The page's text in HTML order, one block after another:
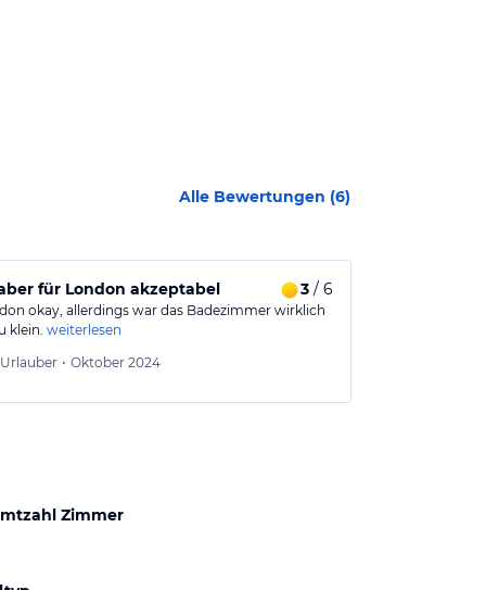
Alle Bewertungen (6)
WM.
für London akzeptabel 3/ 6
okay, allerdings war das Badezimmer wirklich
klein. weiterlesen
Urlauber • Oktober 2024
Zimmer